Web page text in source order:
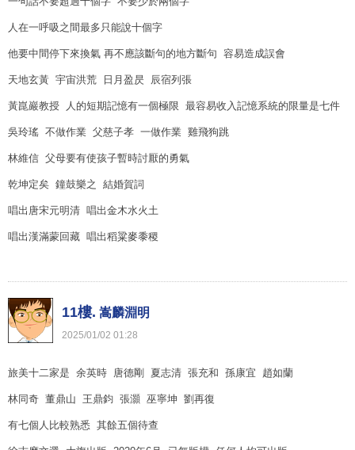
人在一呼吸之間最多只能說十個字
他要中間停下來換氣 再不應該斷句的地方斷句 容易造成誤會
天地玄黃 宇宙洪荒 日月盈昃 辰宿列張
黃崑巖教授 人的短期記憶有一個極限 最容易收入記憶系統的限量是七件
吳玲瑤 不做作業 父慈子孝 一做作業 雞飛狗跳
林維信 父母要有使孩子暫時討厭的勇氣
乾坤定矣 鐘鼓樂之 結婚賀詞
唱出唐宋元明清 唱出金木水火土
唱出漢滿蒙回藏 唱出稻粱麥黍稷
11樓. 嵩麟淵明
2025/01/02 01:28
旅美十二家是 余英時 唐德剛 夏志清 張充和 孫康宜 趙如蘭
林同奇 董鼎山 王鼎鈞 張灝 巫寧坤 劉再復
有七個人比較熟悉 其餘五個待查